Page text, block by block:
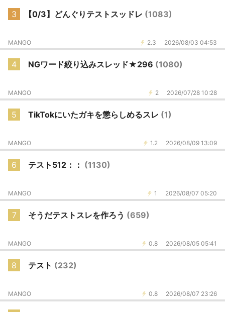
3 【0/3】どんぐりテストスッドレ (1083)
2.3 2026/08/03 04:53
MANGO
4 NGワード絞り込みスレッド★296 (1080)
2 2026/07/28 10:28
MANGO
5 TikTokにいたガキを懲らしめるスレ (1)
1.2 2026/08/09 13:09
MANGO
6 テスト512：： (1130)
1 2026/08/07 05:20
MANGO
7 そうだテストスレを作ろう (659)
0.8 2026/08/05 05:41
MANGO
8 テスト (232)
0.8 2026/08/07 23:26
MANGO